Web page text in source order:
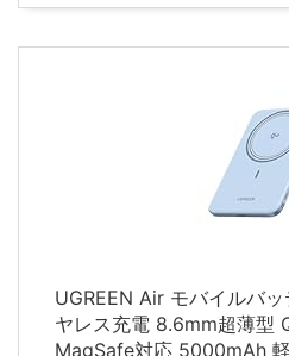
UGREEN Air モバイルバ
ヤレス充電 8.6mm超薄型
MagSafe対応 5000mAh